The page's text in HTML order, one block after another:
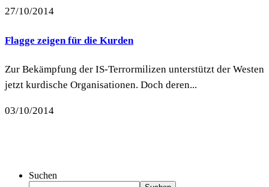
27/10/2014
Flagge zeigen für die Kurden
Zur Bekämpfung der IS-Terrormilizen unterstützt der Westen
jetzt kurdische Organisationen. Doch deren...
03/10/2014
Suchen